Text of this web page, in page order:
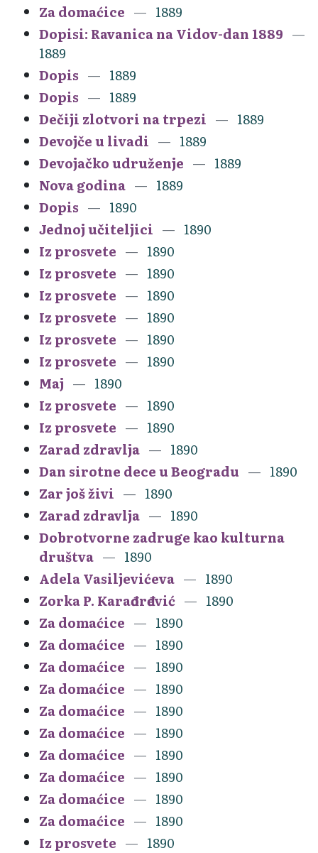
Za domaćice
1889
Dopisi: Ravanica na Vidov-dan 1889
1889
Dopis
1889
Dopis
1889
Dečiji zlotvori na trpezi
1889
Devojče u livadi
1889
Devojačko udruženje
1889
Nova godina
1889
Dopis
1890
Jednoj učiteljici
1890
Iz prosvete
1890
Iz prosvete
1890
Iz prosvete
1890
Iz prosvete
1890
Iz prosvete
1890
Iz prosvete
1890
Maj
1890
Iz prosvete
1890
Iz prosvete
1890
Zarad zdravlja
1890
Dan sirotne dece u Beogradu
1890
Zar još živi
1890
Zarad zdravlja
1890
Dobrotvorne zadruge kao kulturna
društva
1890
Adela Vasiljevićeva
1890
Zorka P. Karađorđević
1890
Za domaćice
1890
Za domaćice
1890
Za domaćice
1890
Za domaćice
1890
Za domaćice
1890
Za domaćice
1890
Za domaćice
1890
Za domaćice
1890
Za domaćice
1890
Za domaćice
1890
Iz prosvete
1890